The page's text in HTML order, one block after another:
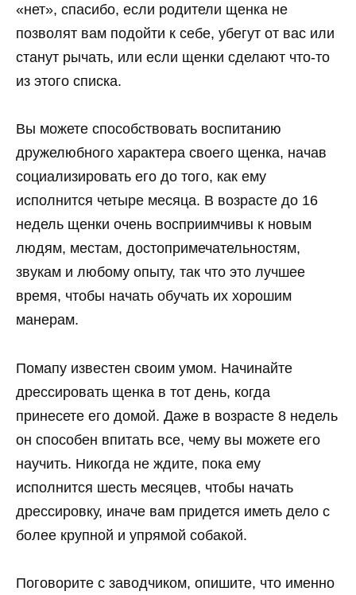
«нет», спасибо, если родители щенка не
позволят вам подойти к себе, убегут от вас или
станут рычать, или если щенки сделают что-то
из этого списка.
Вы можете способствовать воспитанию
дружелюбного характера своего щенка, начав
социализировать его до того, как ему
исполнится четыре месяца. В возрасте до 16
недель щенки очень восприимчивы к новым
людям, местам, достопримечательностям,
звукам и любому опыту, так что это лучшее
время, чтобы начать обучать их хорошим
манерам.
Помапу известен своим умом. Начинайте
дрессировать щенка в тот день, когда
принесете его домой. Даже в возрасте 8 недель
он способен впитать все, чему вы можете его
научить. Никогда не ждите, пока ему
исполнится шесть месяцев, чтобы начать
дрессировку, иначе вам придется иметь дело с
более крупной и упрямой собакой.
Поговорите с заводчиком, опишите, что именно